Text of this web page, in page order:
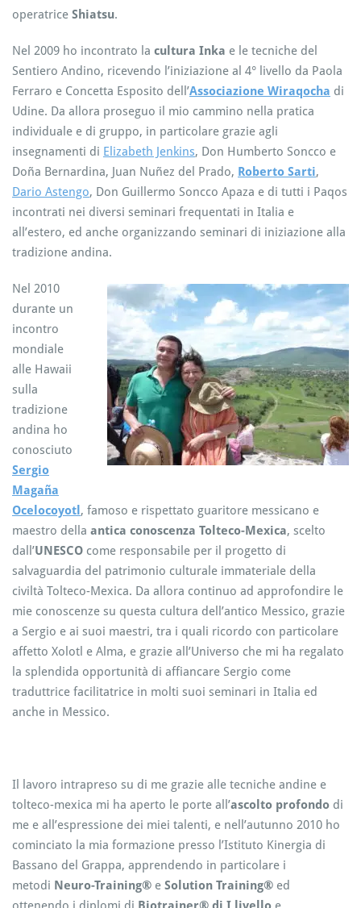
operatrice Shiatsu.
Nel 2009 ho incontrato la cultura Inka e le tecniche del
Sentiero Andino, ricevendo l’iniziazione al 4° livello da Paola
Ferraro e Concetta Esposito dell’Associazione Wiraqocha di
Udine. Da allora proseguo il mio cammino nella pratica
individuale e di gruppo, in particolare grazie agli
insegnamenti di Elizabeth Jenkins, Don Humberto Soncco e
Doña Bernardina, Juan Nuñez del Prado, Roberto Sarti,
Dario Astengo, Don Guillermo Soncco Apaza e di tutti i Paqos
incontrati nei diversi seminari frequentati in Italia e
all’estero, ed anche organizzando seminari di iniziazione alla
tradizione andina.
Nel 2010
durante un
incontro
mondiale
alle Hawaii
sulla
tradizione
andina ho
conosciuto
Sergio
Magaña
Ocelocoyotl , famoso e rispettato guaritore messicano e
maestro della antica conoscenza Tolteco-Mexica, scelto
dall’UNESCO come responsabile per il progetto di
salvaguardia del patrimonio culturale immateriale della
civiltà Tolteco-Mexica. Da allora continuo ad approfondire le
mie conoscenze su questa cultura dell’antico Messico, grazie
a Sergio e ai suoi maestri, tra i quali ricordo con particolare
affetto Xolotl e Alma, e grazie all’Universo che mi ha regalato
la splendida opportunità di affiancare Sergio come
traduttrice facilitatrice in molti suoi seminari in Italia ed
anche in Messico.
Il lavoro intrapreso su di me grazie alle tecniche andine e
tolteco-mexica mi ha aperto le porte all’ascolto profondo di
me e all’espressione dei miei talenti, e nell’autunno 2010 ho
cominciato la mia formazione presso l’Istituto Kinergia di
Bassano del Grappa, apprendendo in particolare i
metodi Neuro-Training® e Solution Training® ed